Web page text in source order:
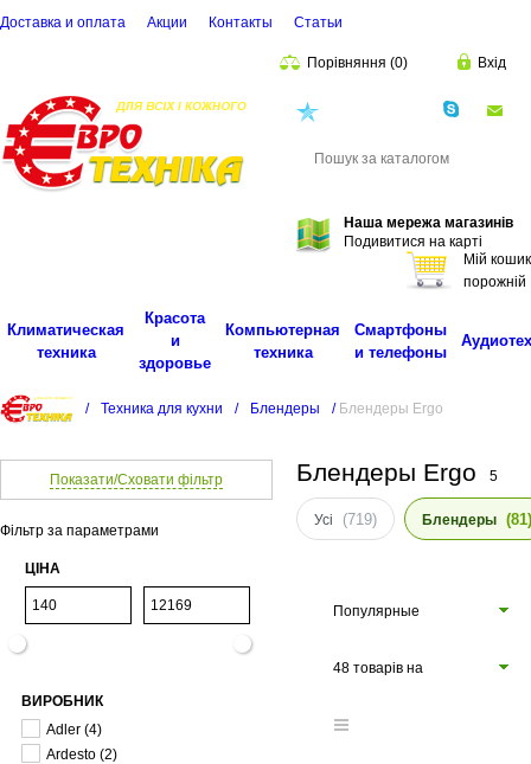
Доставка и оплата Акции Контакты Cтатьи
Порівняння (0) Вхід
Наша мережа магазинів
Подивитися на карті
Мій кошик
порожній
Климатическая
техника
Красота
и
здоровье
Компьютерная
техника
Смартфоны
и телефоны
/ Техника для кухни / Блендеры / Блендеры Ergo
Показати/Сховати фільтр
Фільтр за параметрами
ЦІНА
ВИРОБНИК
Adler (4)
Ardesto (2)
Блендеры Ergo 5
Усі (719) Блендеры (81)
Популярные
48 товарів на